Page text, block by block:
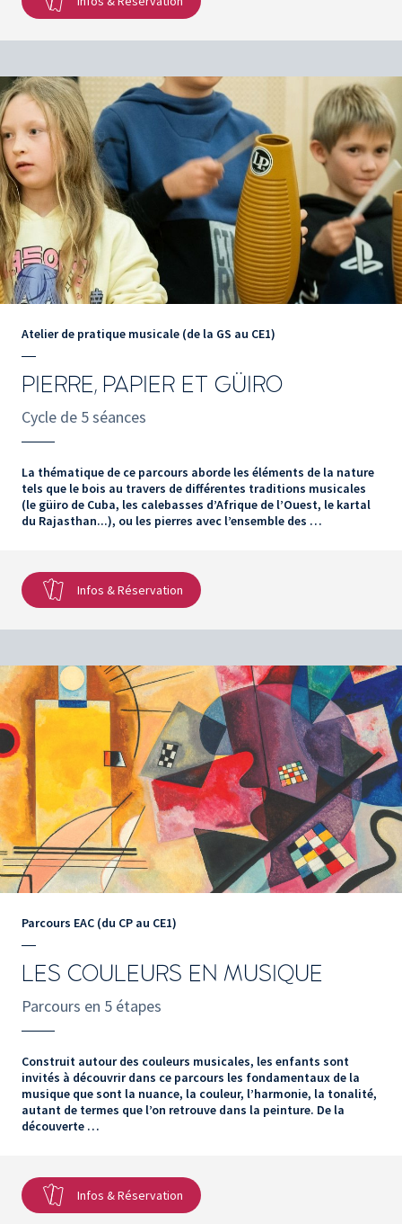
Atelier de pratique musicale (de la GS au CE1)
PIERRE, PAPIER ET GÜIRO
Cycle de 5 séances
La thématique de ce parcours aborde les éléments de la nature
tels que le bois au travers de différentes traditions musicales
(le güiro de Cuba, les calebasses d’Afrique de l’Ouest, le kartal
du Rajasthan...), ou les pierres avec l’ensemble des …
Infos & Réservation
Parcours EAC (du CP au CE1)
LES COULEURS EN MUSIQUE
Parcours en 5 étapes
Construit autour des couleurs musicales, les enfants sont
invités à découvrir dans ce parcours les fondamentaux de la
musique que sont la nuance, la couleur, l’harmonie, la tonalité,
autant de termes que l’on retrouve dans la peinture. De la
découverte …
Infos & Réservation